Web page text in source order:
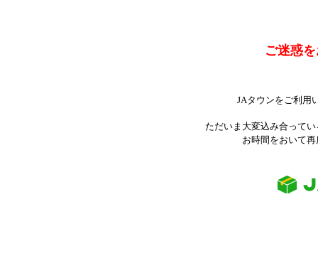
ご迷惑
JAタウンをご利用
ただいま大変込み合って
お時間をおいて